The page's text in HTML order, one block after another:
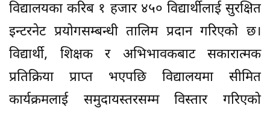
विद्यालयका करिब १ हजार ४५० विद्यार्थीलाई सुरक्षित
इन्टरनेट प्रयोगसम्बन्धी तालिम प्रदान गरिएको छ।
विद्यार्थी, शिक्षक र अभिभावकबाट सकारात्मक
प्रतिक्रिया प्राप्त भएपछि विद्यालयमा सीमित
कार्यक्रमलाई समुदायस्तरसम्म विस्तार गरिएको